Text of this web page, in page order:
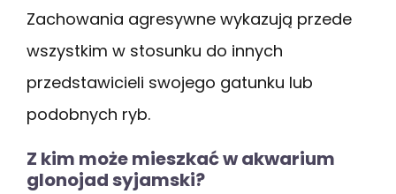
Zachowania agresywne wykazują przede
wszystkim w stosunku do innych
przedstawicieli swojego gatunku lub
podobnych ryb.
Z kim może mieszkać w akwarium
glonojad syjamski?